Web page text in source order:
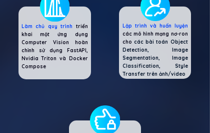
Làm chủ quy trình triển
khai một ứng dụng
Computer Vision hoàn
chỉnh sử dụng FastAPI,
Nvidia Triton và Docker
Compose
Lập trình và huấn luyện
các mô hình mạng nơ-ron
cho các bài toán Object
Detection, Image
Segmentation, Image
Classification, Style
Transfer trên ảnh/video